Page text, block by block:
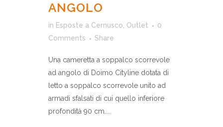
ANGOLO
in Esposte a Cernusco Outlet
0
Comments
Share
Una cameretta a soppalco scorrevole
ad angolo di Doimo Cityline dotata di
letto a soppalco scorrevole unito ad
armadi sfalsati di cui quello inferiore
profondità 90 cm....